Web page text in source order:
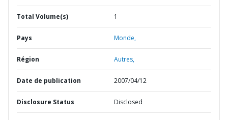
Total Volume(s) 1
Pays Monde,
Région Autres,
Date de publication 2007/04/12
Disclosure Status Disclosed